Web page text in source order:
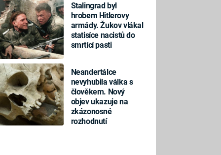
Stalingrad byl
hrobem Hitlerovy
armády. Žukov vlákal
statisíce nacistů do
smrtící pasti
Neandertálce
nevyhubila válka s
člověkem. Nový
objev ukazuje na
zkázonosné
rozhodnutí